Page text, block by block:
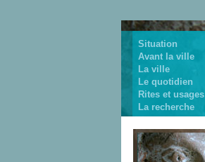
Situation
Avant la ville
La ville
Le quotidien
Rites et usages
La recherche